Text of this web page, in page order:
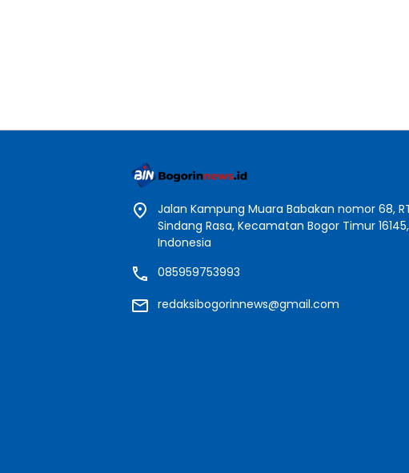
Jalan Kampung Muara Babakan nomor 68,
Sindang Rasa, Kecamatan Bogor Timur
Indonesia
085959753993
redaksibogorinnews@gmail.com